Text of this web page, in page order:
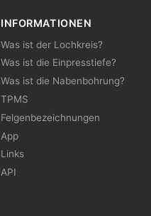
INFORMATIONEN
Was ist der Lochkreis?
Was ist die Einpresstiefe?
Was ist die Nabenbohrung?
TPMS
Felgenbezeichnungen
App
Links
API